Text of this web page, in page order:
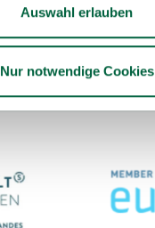
Auswahl erlauben
Nur notwendige Cookies
Easy language
Contact & Directions